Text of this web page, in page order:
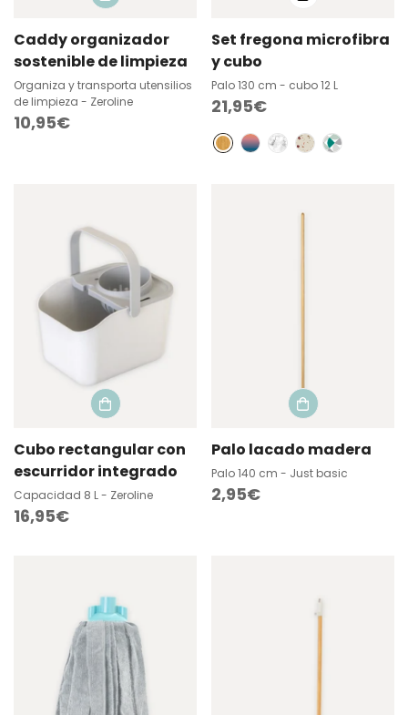
Caddy organizador
sostenible de limpieza
Organiza y transporta utensilios
de limpieza - Zeroline
Precio
10,95€
Set fregona microfibra
y cubo
Palo 130 cm - cubo 12 L
Precio
regular
21,95€
Cubo rectangular con
escurridor integrado
Capacidad 8 L - Zeroline
Precio
16,95€
Palo lacado madera
Palo 140 cm - Just basic
Precio
2,95€